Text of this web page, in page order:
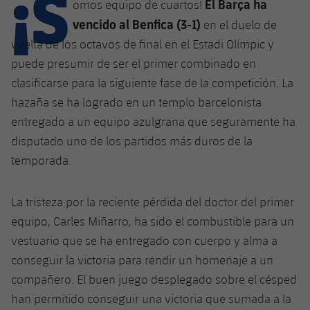
plusicon
más
Instalaciones
Spotify Camp Nou
Palau Blaugrana
Barça Cafe
Ciutat Esportiva
La Masia
plusicon
más
Servicios
plusicon
más
SUB13
SUB12
SUB11 A
SUB11 B
SUB10 A
SUB10 B
SUB9 B
SUB8 A
SUB13 B
SUB12 C
SUB11 C
Entradas
Gameday Shows
Resultados
Clasificación
Fotos
Historia
Palmarés
Base
Barça Atlètic
Cadete A
Cadete B
Infantil B
Mini
Campus Verano
Primer Equipo
plusicon
más
Actualidad
Calendario
Resultados
Clasificaciones
Jugadores
Barça Atlètic
plusicon
más
Actualidad
Resultados
Clasificaciones
Jugadores
Base
plusicon
más
Juvenil
Cadete A
Cadete B
PLUSICON
MÁS
plusicon
más
Actualidad
Calendario
plusicon
más
Actualidad
omos equipo de cuartos! El Barça ha
vencido al Benfica (3-1) en el duelo de
vuelta de los octavos de final en el Estadi Olímpic y
puede presumir de ser el primer combinado en
clasificarse para la siguiente fase de la competición. La
hazaña se ha logrado en un templo barcelonista
entregado a un equipo azulgrana que seguramente ha
disputado uno de los partidos más duros de la
temporada.
La tristeza por la reciente pérdida del doctor del primer
equipo, Carles Miñarro, ha sido el combustible para un
vestuario que se ha entregado con cuerpo y alma a
conseguir la victoria para rendir un homenaje a un
compañero. El buen juego desplegado sobre el césped
han permitido conseguir una victoria que sumada a la